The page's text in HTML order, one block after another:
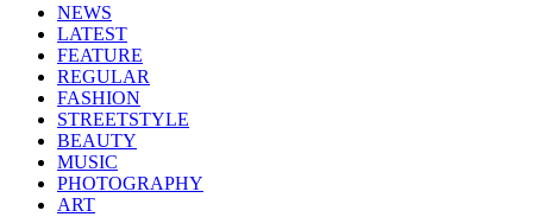
NEWS
LATEST
FEATURE
REGULAR
FASHION
STREETSTYLE
BEAUTY
MUSIC
PHOTOGRAPHY
ART